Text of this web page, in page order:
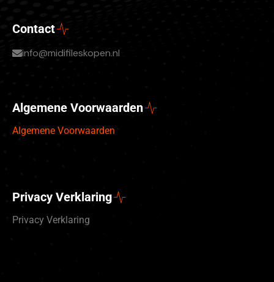
Contact
info@midifileskopen.nl
Algemene Voorwaarden
Algemene Voorwaarden
Privacy Verklaring
Privacy Verklaring